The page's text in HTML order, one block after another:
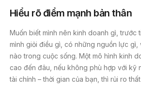
Hiểu rõ điểm mạnh bản thân
Muốn biết mình nên kinh doanh gì, trước
mình giỏi điều gì, có những nguồn lực gì,
nào trong cuộc sống. Một mô hình kinh
cao đến đâu, nếu không phù hợp với kỹ
tài chính – thời gian của bạn, thì rủi ro